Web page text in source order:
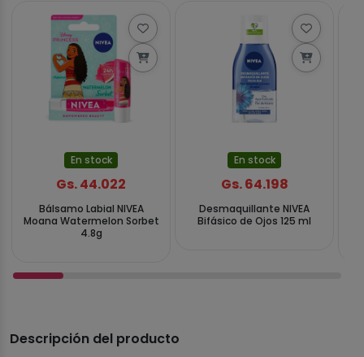
En stock
Gs. 44.022
Bálsamo Labial NIVEA
Moana Watermelon Sorbet
4.8g
En stock
Gs. 64.198
Desmaquillante NIVEA
Bifásico de Ojos 125 ml
Descripción del producto